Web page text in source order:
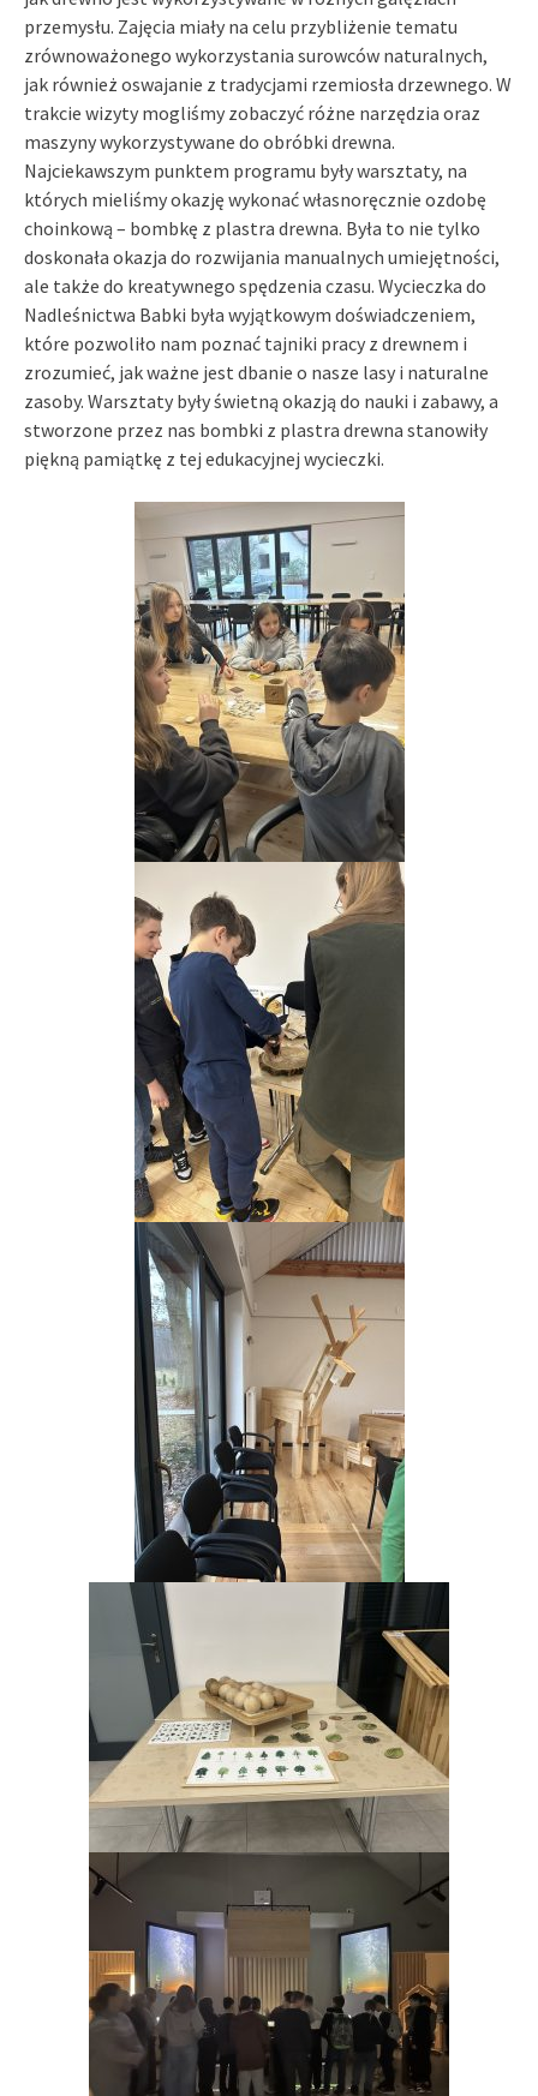
przemysłu. Zajęcia miały na celu przybliżenie tematu
zrównoważonego wykorzystania surowców naturalnych,
jak również oswajanie z tradycjami rzemiosła drzewnego. W
trakcie wizyty mogliśmy zobaczyć różne narzędzia oraz
maszyny wykorzystywane do obróbki drewna.
Najciekawszym punktem programu były warsztaty, na
których mieliśmy okazję wykonaćwłasnoręcznie ozdobę
choinkową – bombkę z plastra drewna. Była to nie tylko
doskonała okazja do rozwijania manualnych umiejętności,
ale także do kreatywnego spędzenia czasu. Wycieczka do
Nadleśnictwa Babki była wyjątkowym doświadczeniem,
które pozwoliło nam poznać tajniki pracy z drewnem i
zrozumieć, jak ważne jest dbanie o nasze lasy i naturalne
zasoby. Warsztaty byłyświetną okazją do nauki i zabawy, a
stworzone przez nas bombki z plastra drewna stanowiły
piękną pamiątkę z tej edukacyjnej wycieczki.